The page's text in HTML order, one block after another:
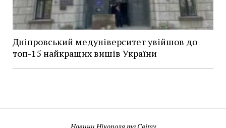
Дніпровський медуніверситет увійшов до
топ-15 найкращих вишів України
Новини Нікополя та Світу